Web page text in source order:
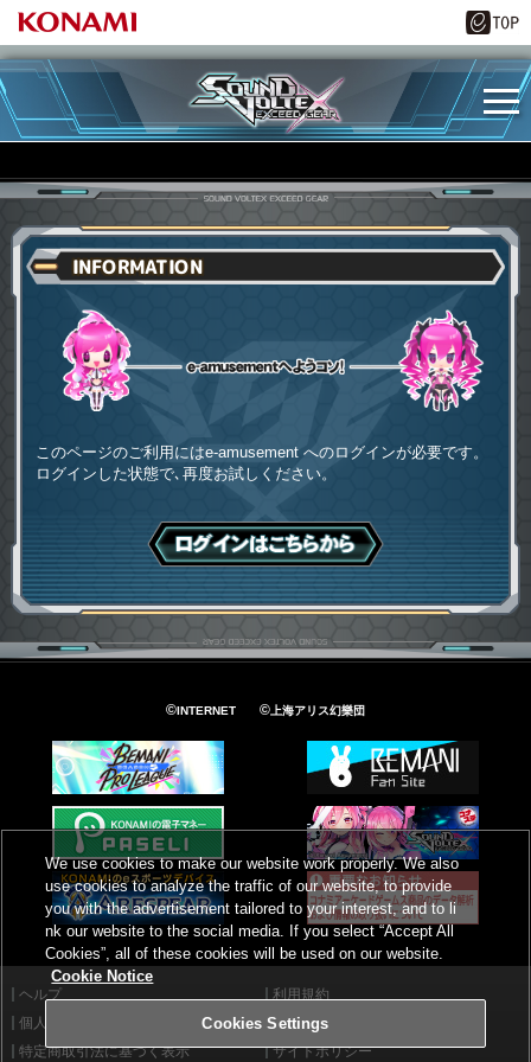
INFORMATION
このページのご利用にはe-amusement へのログインが必要です。
ログインした状態で､再度お試しください。
ログインはこちら
©INTERNET ©上海アリス幻樂団
ヘルプ
利用規約
個人情報等保護方針
外部送信について
特定商取引法に基づく表示
サイトポリシー
We use cookies to make our website work properly. We also
use cookies to analyze the traffic of our website, to provide
you with the advertisement tailored to your interest, and to li
nk our website to the social media. If you select “Accept All
Cookies”, all of these cookies will be used on our website.
Cookie Notice
Cookies Settings